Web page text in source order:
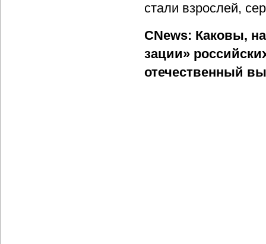
стали взрослей,
CNews: Каковы,
зации»
отечественный